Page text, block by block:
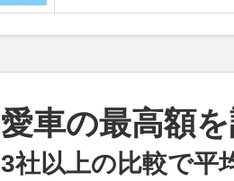
愛車の最高額を
3社以上の比較で平